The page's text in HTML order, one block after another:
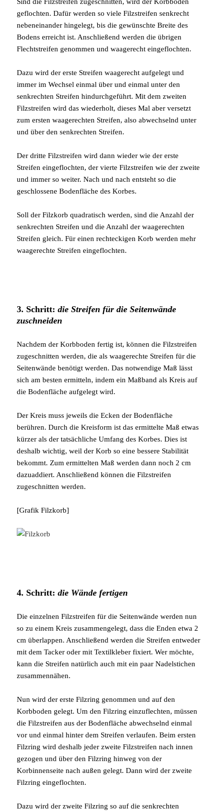
Sind die Filzstreifen zugeschnitten, wird der Korbboden
geflochten. Dafür werden so viele Filzstreifen senkrecht
nebeneinander hingelegt, bis die gewünschte Breite des
Bodens erreicht ist. Anschließend werden die übrigen
Flechtstreifen genommen und waagerecht eingeflochten.
Dazu wird der erste Streifen waagerecht aufgelegt und
immer im Wechsel einmal über und einmal unter den
senkrechten Streifen hindurchgeführt. Mit dem zweiten
Filzstreifen wird das wiederholt, dieses Mal aber versetzt
zum ersten waagerechten Streifen, also abwechselnd unter
und über den senkrechten Streifen.
Der dritte Filzstreifen wird dann wieder wie der erste
Streifen eingeflochten, der vierte Filzstreifen wie der zweite
und immer so weiter. Nach und nach entsteht so die
geschlossene Bodenfläche des Korbes.
Soll der Filzkorb quadratisch werden, sind die Anzahl der
senkrechten Streifen und die Anzahl der waagerechten
Streifen gleich. Für einen rechteckigen Korb werden mehr
waagerechte Streifen eingeflochten.
3. Schritt:die Streifen für die Seitenwände
zuschneiden
Nachdem der Korbboden fertig ist, können die Filzstreifen
zugeschnitten werden, die als waagerechte Streifen für die
Seitenwände benötigt werden. Das notwendige Maß lässt
sich am besten ermitteln, indem ein Maßband als Kreis auf
die Bodenfläche aufgelegt wird.
Der Kreis muss jeweils die Ecken der Bodenfläche
berühren. Durch die Kreisform ist das ermittelte Maß etwas
kürzer als der tatsächliche Umfang des Korbes. Dies ist
deshalb wichtig, weil der Korb so eine bessere Stabilität
bekommt. Zum ermittelten Maß werden dann noch 2 cm
dazuaddiert. Anschließend können die Filzstreifen
zugeschnitten werden.
[Grafik Filzkorb]
4. Schritt:die Wände fertigen
Die einzelnen Filzstreifen für die Seitenwände werden nun
so zu einem Kreis zusammengelegt, dass die Enden etwa 2
cm überlappen. Anschließend werden die Streifen entweder
mit dem Tacker oder mit Textilkleber fixiert. Wer möchte,
kann die Streifen natürlich auch mit ein paar Nadelstichen
zusammennähen.
Nun wird der erste Filzring genommen und auf den
Korbboden gelegt. Um den Filzring einzuflechten, müssen
die Filzstreifen aus der Bodenfläche abwechselnd einmal
vor und einmal hinter dem Streifen verlaufen. Beim ersten
Filzring wird deshalb jeder zweite Filzstreifen nach innen
gezogen und über den Filzring hinweg von der
Korbinnenseite nach außen gelegt. Dann wird der zweite
Filzring eingeflochten.
Dazu wird der zweite Filzring so auf die senkrechten